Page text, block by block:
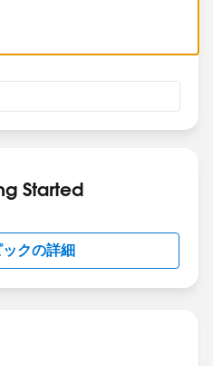
s/articleView?
Started
クの詳細